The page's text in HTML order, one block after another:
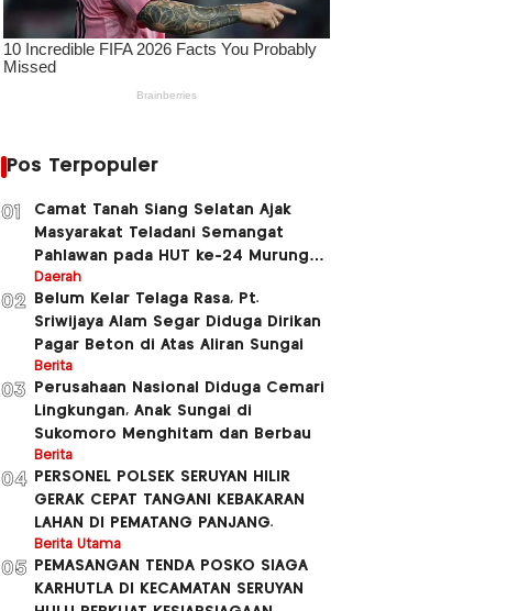
Pos Terpopuler
01
Camat Tanah Siang Selatan Ajak
Masyarakat Teladani Semangat
Pahlawan pada HUT ke-24 Murung
Raya dan HUT ke-81 Kemerdekaan RI
Daerah
02
Belum Kelar Telaga Rasa, Pt.
Sriwijaya Alam Segar Diduga Dirikan
Pagar Beton di Atas Aliran Sungai
Berita
03
Perusahaan Nasional Diduga Cemari
Lingkungan, Anak Sungai di
Sukomoro Menghitam dan Berbau
Berita
04
PERSONEL POLSEK SERUYAN HILIR
GERAK CEPAT TANGANI KEBAKARAN
LAHAN DI PEMATANG PANJANG.
Berita Utama
05
PEMASANGAN TENDA POSKO SIAGA
KARHUTLA DI KECAMATAN SERUYAN